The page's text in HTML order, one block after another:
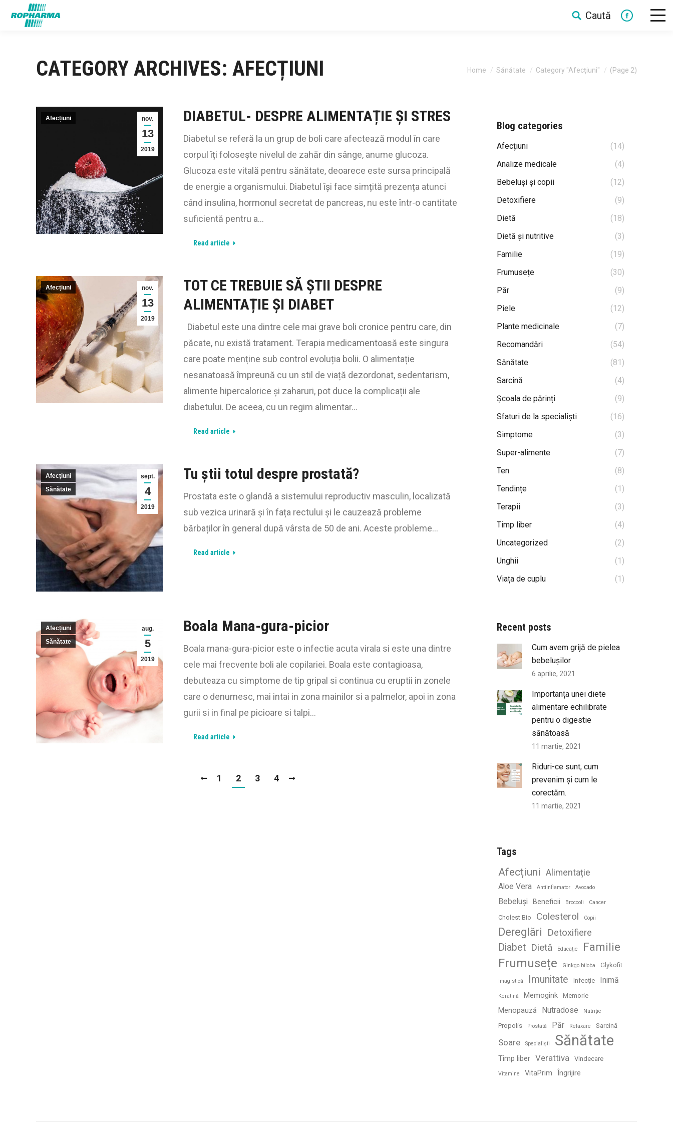
Search:
Caută Facebook
CATEGORY ARCHIVES: AFECȚIUNI You are here:
Home Sănătate Category "Afecțiuni" (Page 2)
nov.
13
2019
Afecțiuni DIABETUL- DESPRE ALIMENTAȚIE ȘI STRES
Diabetul se referă la un grup de boli care afectează modul în care
corpul îți folosește nivelul de zahăr din sânge, anume glucoza.
Glucoza este vitală pentru sănătate, deoarece este sursa principală
de energie a organismului. Diabetul își face simțită prezența atunci
când insulina, hormonul secretat de pancreas, nu este într-o cantitate
suficientă pentru a…
Read article
nov.
13
2019
Afecțiuni
TOT CE TREBUIE SĂ ȘTII DESPRE
ALIMENTAȚIE ȘI DIABET
Diabetul este una dintre cele mai grave boli cronice pentru care, din
păcate, nu există tratament. Terapia medicamentoasă este singura
care poate menține sub control evoluția bolii. O alimentație
nesanatoasă împreună cu un stil de viață dezordonat, sedentarism,
alimente hipercalorice și zaharuri, pot duce la complicații ale
diabetului. De aceea, cu un regim alimentar…
Read article
sept.
4
2019
Afecțiuni
Sănătate
Tu știi totul despre prostată?
Prostata este o glandă a sistemului reproductiv masculin, localizată
sub vezica urinară și în fața rectului și le cauzează probleme
bărbaților în general după vârsta de 50 de ani. Aceste probleme…
Read article
aug.
5
2019
Afecțiuni
Sănătate
Boala Mana-gura-picior
Boala mana-gura-picior este o infectie acuta virala si este una dintre
cele mai frecvente boli ale copilariei. Boala este contagioasa,
debuteaza cu simptome de tip gripal si continua cu eruptii in zonele
care o denumesc, mai intai in zona mainilor si a palmelor, apoi in zona
gurii si in final pe picioare si talpi…
Read article
1 2 3 4
Blog categories
Afecțiuni
(14)
Analize medicale
(4)
Bebeluși și copii
(12)
Detoxifiere
(9)
Dietă
(18)
Dietă și nutritive
(3)
Familie
(19)
Frumusețe
(30)
Păr
(9)
Piele
(12)
Plante medicinale
(7)
Recomandări
(54)
Sănătate
(81)
Sarcină
(4)
Școala de părinți
(9)
Sfaturi de la specialiști
(16)
Simptome
(3)
Super-alimente
(7)
Ten
(8)
Tendințe
(1)
Terapii
(3)
Timp liber
(4)
Uncategorized
(2)
Unghii
(1)
Viața de cuplu
(1)
Recent posts
Cum avem grijă de pielea
bebelușilor
6 aprilie, 2021
Importanța unei diete
alimentare echilibrate
pentru o digestie
sănătoasă
11 martie, 2021
Riduri-ce sunt, cum
prevenim și cum le
corectăm.
11 martie, 2021
Tags
Afecțiuni Alimentație
Aloe Vera Antiinflamator Avocado
Bebeluși Beneficii Broccoli Cancer
Cholest Bio Colesterol Copii
Dereglări Detoxifiere
Diabet Dietă Educație Familie
Frumusețe Ginkgo biloba Glykofit
Imagistică Imunitate Infecție Inimă
Keratină Memogink Memorie
Menopauză Nutradose Nutriție
Propolis Prostată Păr Relaxare Sarcină
Soare Specialiști Sănătate
Timp liber Verattiva Vindecare
Vitamine VitaPrim Îngrijire